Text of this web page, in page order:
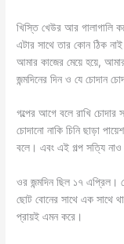
খিস্তি খেউর আর গালাগালি
এটার সাথে তার কোন ঠিক
আমার কাজের মেয়ে হয়ে,
জন্মদিনের দিন ও যে চোদান
গল্পের আগে বলে রাখি
চোদানো নাকি চিনি ছাড়া
বলে। এবং এই গল্প সত্যি নাও
ওর জন্মদিন ছিল ১৭
ছোট বোনের সাথে এক সাথে
প্রায়ই এমন করে।